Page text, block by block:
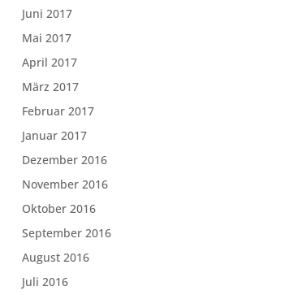
Juni 2017
Mai 2017
April 2017
März 2017
Februar 2017
Januar 2017
Dezember 2016
November 2016
Oktober 2016
September 2016
August 2016
Juli 2016